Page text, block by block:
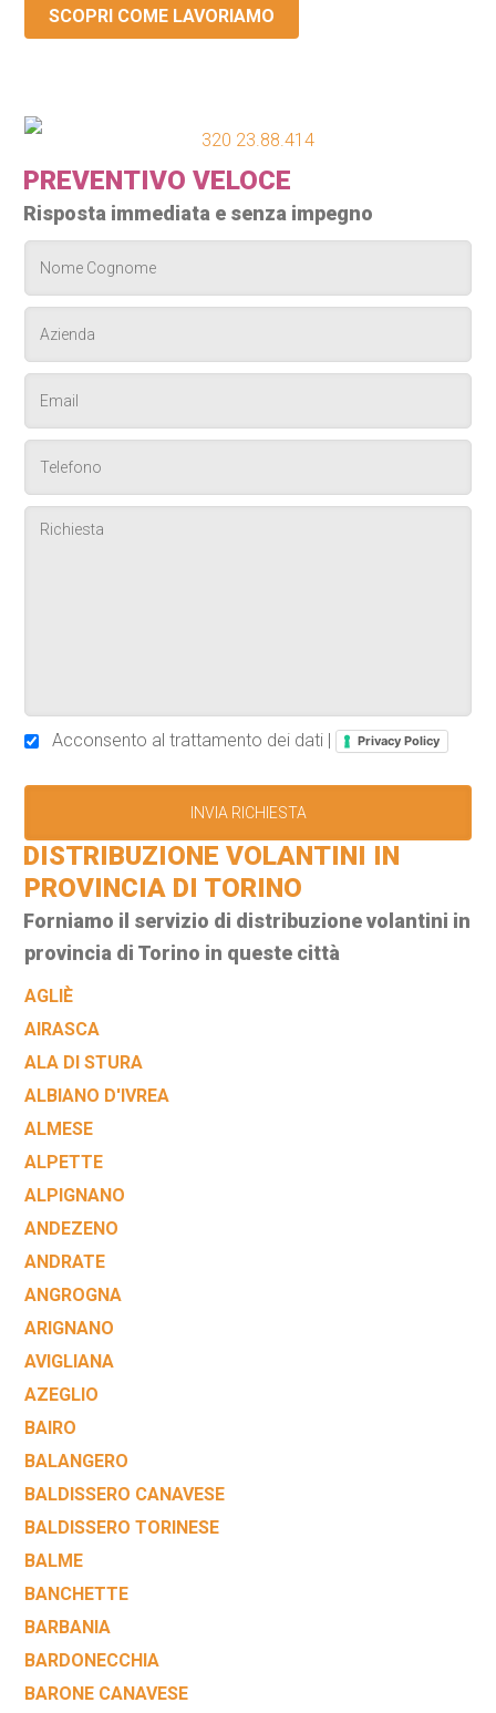
SCOPRI COME LAVORIAMO
320 23.88.414
PREVENTIVO VELOCE
Risposta immediata e senza impegno
Acconsento al trattamento dei dati | Privacy Policy
DISTRIBUZIONE VOLANTINI IN
PROVINCIA DI TORINO
Forniamo il servizio di distribuzione volantini in
provincia di Torino in queste città
AGLIÈ
AIRASCA
ALA DI STURA
ALBIANO D'IVREA
ALMESE
ALPETTE
ALPIGNANO
ANDEZENO
ANDRATE
ANGROGNA
ARIGNANO
AVIGLIANA
AZEGLIO
BAIRO
BALANGERO
BALDISSERO CANAVESE
BALDISSERO TORINESE
BALME
BANCHETTE
BARBANIA
BARDONECCHIA
BARONE CANAVESE